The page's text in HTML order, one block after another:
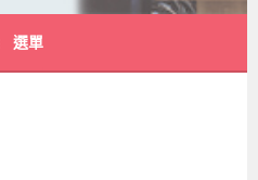
選單